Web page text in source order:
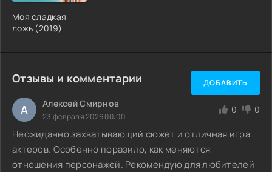
Моя сладкая
ложь (2019)
Отзывы и комментарии ДОБАВИТЬ
А Алексей Смирнов
23 февраля 2026 00:00
0 0
Неожиданно захватывающий сюжет и отличная игра
актеров. Особенно поразило, как меняются
отношения персонажей. Рекомендую для любителей